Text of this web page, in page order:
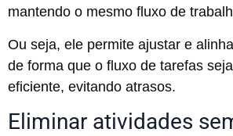
mantendo o mesmo fluxo de
Ou seja, ele permite ajustar e
de forma que o fluxo de tarefas
eficiente, evitando atrasos.
Eliminar atividades